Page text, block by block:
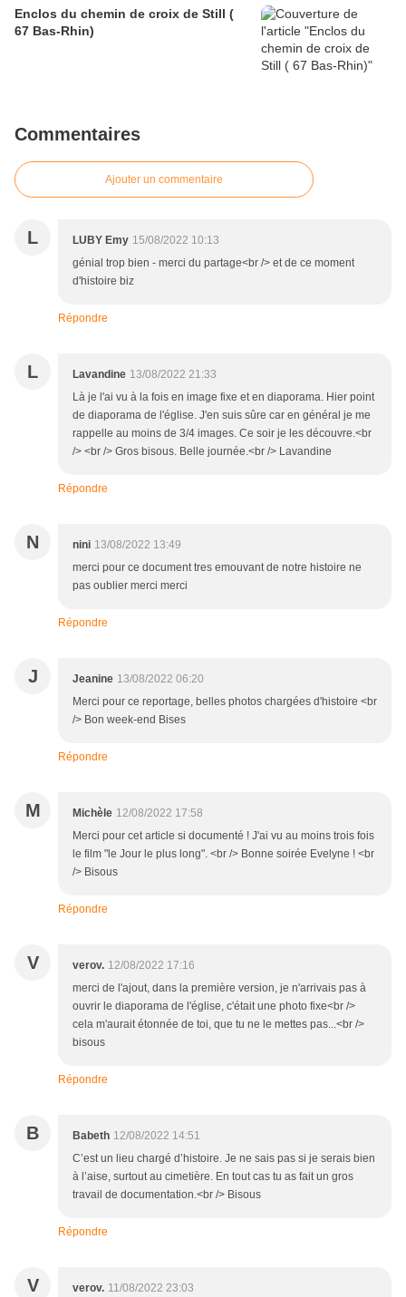
Enclos du chemin de croix de Still (
67 Bas-Rhin)
Commentaires
Ajouter un commentaire
L LUBY Emy 15/08/2022 10:13
génial trop bien - merci du partage<br /> et de ce moment
d'histoire biz
Répondre
L Lavandine 13/08/2022 21:33
Là je l'ai vu à la fois en image fixe et en diaporama. Hier point
de diaporama de l'église. J'en suis sûre car en général je me
rappelle au moins de 3/4 images. Ce soir je les découvre.<br
/> <br /> Gros bisous. Belle journée.<br /> Lavandine
Répondre
N nini 13/08/2022 13:49
merci pour ce document tres emouvant de notre histoire ne
pas oublier merci merci
Répondre
J Jeanine 13/08/2022 06:20
Merci pour ce reportage, belles photos chargées d'histoire <br
/> Bon week-end Bises
Répondre
M Michèle 12/08/2022 17:58
Merci pour cet article si documenté ! J'ai vu au moins trois fois
le film "le Jour le plus long". <br /> Bonne soirée Evelyne ! <br
/> Bisous
Répondre
V verov. 12/08/2022 17:16
merci de l'ajout, dans la première version, je n'arrivais pas à
ouvrir le diaporama de l'église, c'était une photo fixe<br />
cela m'aurait étonnée de toi, que tu ne le mettes pas...<br />
bisous
Répondre
B Babeth 12/08/2022 14:51
C’est un lieu chargé d’histoire. Je ne sais pas si je serais bien
à l’aise, surtout au cimetière. En tout cas tu as fait un gros
travail de documentation.<br /> Bisous
Répondre
V verov. 11/08/2022 23:03